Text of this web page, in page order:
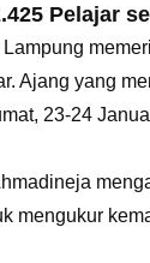
Pelajar
Ajang yang
23-24
mengukur